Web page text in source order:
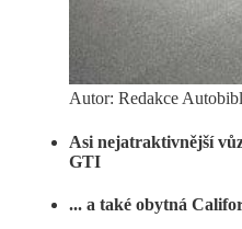
Autor: Redakce
Asi nejatraktivnější
GTI
... a také obytná